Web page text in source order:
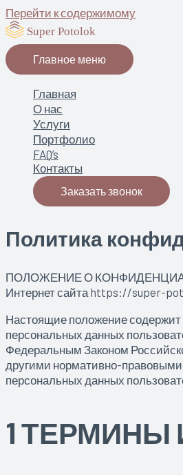
Перейти к содержимому
Главное меню
Главная
О нас
Услуги
Портфолио
FAQ’s
Контакты
Заказать звонок
Политика
ПОЛОЖЕНИЕ О
Интернет сайта https://super-
Настоящие положение содержит
персональных данных
Федеральным Законом
другими нормативно-правовыми
персональных данных
1 ТЕРМИНЫ